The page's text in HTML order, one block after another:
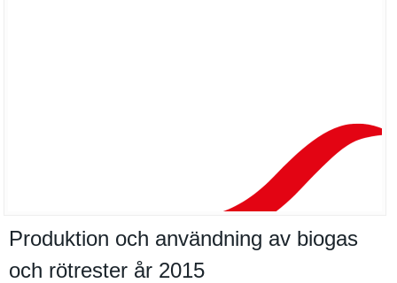
Produktion och användning av biogas
och rötrester år 2015